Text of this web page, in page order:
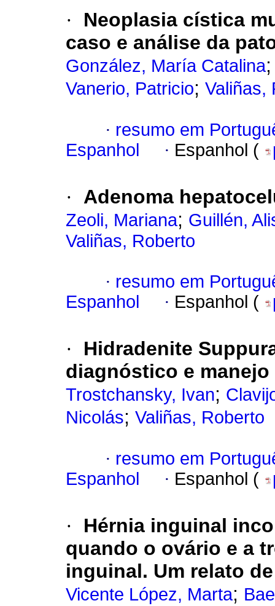
·
Neoplasia cística
caso e análise da
González, María Catalina
Vanerio, Patricio; Valiñas,
· resumo em
Espanhol
· Espanhol (
· Adenoma
Zeoli, Mariana; Guillén,
Valiñas, Roberto
· resumo em
Espanhol
· Espanhol (
·
Hidradenite
diagnóstico e
Trostchansky, Ivan;
Nicolás; Valiñas, Roberto
· resumo em
Espanhol
· Espanhol (
·
Hérnia inguinal
quando o ovário e a
inguinal. Um relato
Vicente López, Marta;